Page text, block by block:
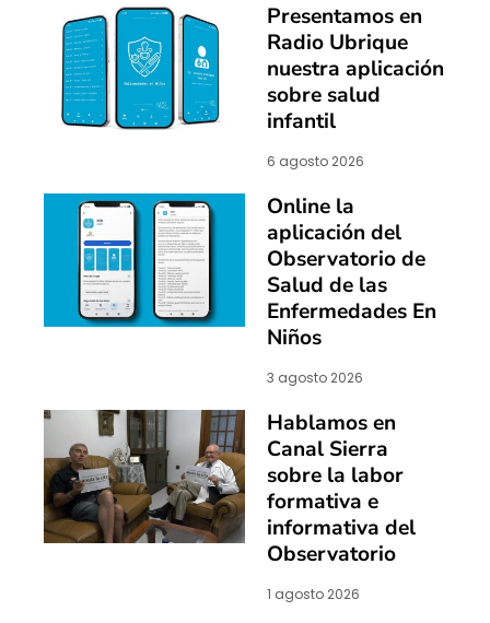
Presentamos en
Radio Ubrique
nuestra aplicación
sobre salud
infantil
6 agosto 2026
Online la
aplicación del
Observatorio de
Salud de las
Enfermedades En
Niños
3 agosto 2026
Hablamos en
Canal Sierra
sobre la labor
formativa e
informativa del
Observatorio
1 agosto 2026